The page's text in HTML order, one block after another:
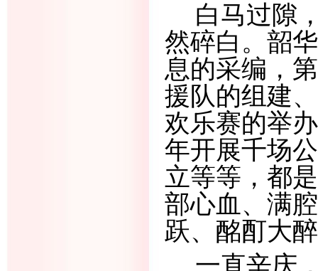
白马过隙
然碎白。 韶
息的采编，
援队的组建
欢乐赛的举
年开展千场
立等等，都
部心血、满
跃、酩酊大
一直辛庆